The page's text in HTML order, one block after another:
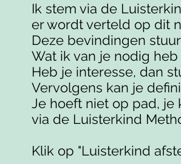
Ik stem via de
er wordt verteld op dit
Deze bevindingen
Wat ik van je nodig
Heb je interesse, dan
Vervolgens kan je
Je hoeft niet op pad,
via de Luisterkind
Klik op "Luisterkind